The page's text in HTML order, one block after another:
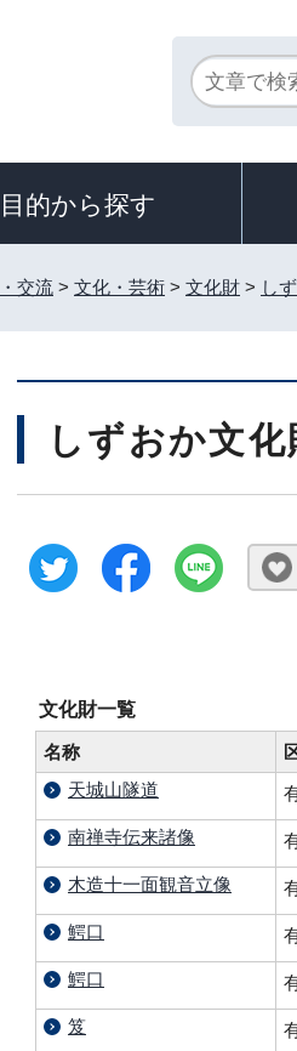
目的から探す
交流 > 文化・芸術 > 文化財 > し
しずおか文
文化財一覧
名称
天城山隧道
南禅寺伝来諸像
木造十一面観音立像
鰐口
鰐口
笈